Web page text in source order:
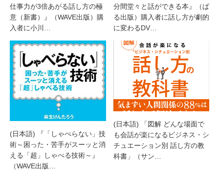
仕事力が3倍あがる話し方の極
意（新書）』（WAVE出版）購
入者に小川…
分間堂々と話ができる本』（ぱ
る出版）購入者に話し方が劇的
に変わるDV…
(日本語) 『「しゃべらない」技
術～困った・苦手がスーッと消
える「超」しゃべる技術～』
（WAVE出版…
(日本語) 「図解 どんな場面で
も会話が楽になるビジネス・シ
チュエーション別 話し方の教
科書」（サン…